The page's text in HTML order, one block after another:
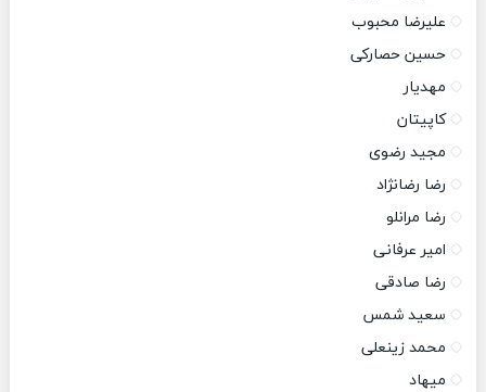
علیرضا محبوب
حسین حصارکی
مهدیار
کاپیتان
مجید رضوی
رضا رضانژاد
رضا مرانلو
امیر عرفانی
رضا صادقی
سعید شمس
محمد زینعلی
میهاد